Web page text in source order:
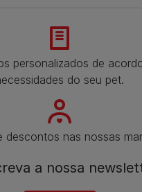
personalizados de
do seu pet.
descontos nas nossas
a nossa